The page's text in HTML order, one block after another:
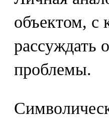
объектом, с
рассуждать
проблемы.